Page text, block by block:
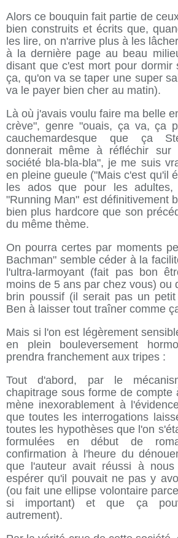
Alors ce bouquin fait partie de
bien construits et écrits que,
les lire, on n'arrive plus à les
à la dernière page au beau
disant que c'est mort pour dormir
ça, qu'on va se taper une super
va le payer bien cher au matin).
Là où j'avais voulu faire ma belle
crève", genre "ouais, ça va, ça
cauchemardesque que ça
donnerait même à réfléchir
société bla-bla-bla", je me suis
en pleine gueule ("Mais c'est qu'il
les ados que pour les
"Running Man" est définitivement
bien plus hardcore que son
du même thème.
On pourra certes par moments
Bachman" semble céder à la
l'ultra-larmoyant (fait pas bon
moins de 5 ans par chez vous) ou
brin poussif (il serait pas un
Ben à laisser tout traîner comme
Mais si l'on est légèrement
en plein bouleversement
prendra franchement aux tripes :
Tout d'abord, par le
chapitrage sous forme de compte
mène inexorablement à
que toutes les interrogations
toutes les hypothèses que l'on
formulées en début de
confirmation à l'heure du
que l'auteur avait réussi à nous
espérer qu'il pouvait ne pas y
(ou fait une ellipse volontaire
si important) et que ça
autrement).